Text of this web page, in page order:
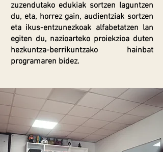
zuzendutako edukiak sortzen laguntzen
du, eta, horrez gain, audientziak sortzen
eta ikus-entzunezkoak alfabetatzen lan
egiten du, nazioarteko proiekzioa duten
hezkuntza-berrikuntzako hainbat
programaren bidez.